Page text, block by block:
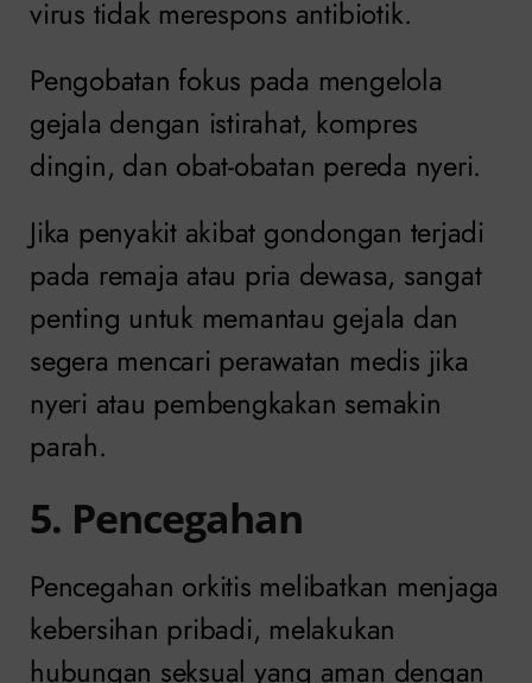
virus tidak merespons antibiotik.
Pengobatan fokus pada mengelola
gejala dengan istirahat, kompres
dingin, dan obat-obatan pereda nyeri.
Jika penyakit akibat gondongan terjadi
pada remaja atau pria dewasa, sangat
penting untuk memantau gejala dan
segera mencari perawatan medis jika
nyeri atau pembengkakan semakin
parah.
5. Pencegahan
Pencegahan orkitis melibatkan menjaga
kebersihan pribadi, melakukan
hubungan seksual yang aman dengan